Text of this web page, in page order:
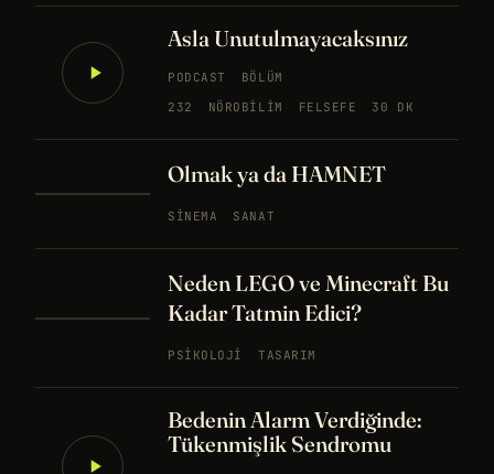
Asla Unutulmayacaksınız
PODCAST
BÖLÜM
232
NÖROBILIM FELSEFE 30 DK
Olmak ya da HAMNET
SINEMA SANAT
Neden LEGO ve Minecraft Bu
Kadar Tatmin Edici?
PSIKOLOJI TASARIM
Bedenin Alarm Verdiğinde:
Tükenmişlik Sendromu